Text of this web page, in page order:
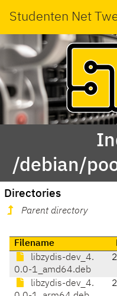
Studenten Net
/debian/
Directories
Parent directory
Filename
libzydis-dev_4.
0.0-1_amd64.deb
libzydis-dev_4.